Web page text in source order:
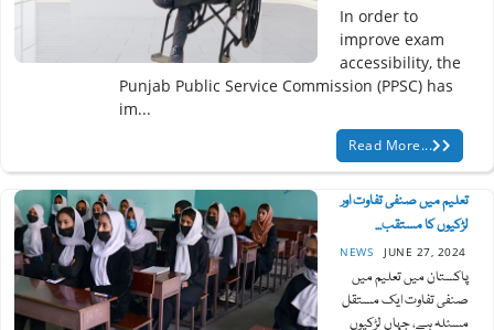
In order to
improve exam
accessibility, the
Punjab Public Service Commission (PPSC) has
im...
Read More...
تعلیم میں صنفی تفاوت اور
لڑکیوں کا مستقب...
NEWS JUNE 27, 2024
پاکستان میں تعلیم میں
صنفی تفاوت ایک مستقل
مسئلہ ہے، جہاں لڑکیوں